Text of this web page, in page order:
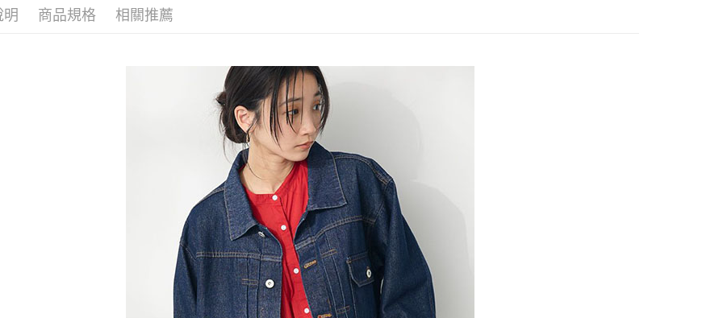
帳／街口支付／iPASS MONEY」等通路繳費。
【注意事項】
1.本服務係由「台灣大哥大股份有限公司」（以下簡稱本公司）所提供，讓
用戶於交易時，得透過本服務購買商品或服務，並由商店將買賣／分期付
款買賣價金債權讓與本公司後，依約使用本公司帳單繳交帳款。
2.基於同意付款使用「大哥付你分期」之契約關係目的，商店將以您的個人
資料（包含姓名、電話或地址）提供予台灣大哥大進項蒐集、處理及利
用，由本公司與您本人進行分期帳單所需資料之確認、核對及更正。
3.完整用戶服務條款，請詳閱以下連結：
付」結帳頁面，進行簡訊認證並確認金額後，即可完成結帳。
２．訂單成立數日內，您將收到繳費通知簡訊。
３．收到繳費通知簡訊後14天內，點擊此簡訊中的連結，可透過四大超商
／ATM／網路銀行／等多元方式進行付款，方視為交易完成。
※ 請注意：結帳手續完成當下不需立刻繳費，但若您需要取消訂單，請聯
絡購買商品的店家。未經商家同意取消之訂單仍視為有效，需透過AFTEE
先享後付繳納相關費用。
※ 交易是否成功請以「AFTEE先享後付 」之結帳頁面顯示為準，若有關於
是否繳費成功／繳費後需取消欲退款等相關疑問，請聯繫「AFTEE先享後
付客戶支援中心」https://netprotections.freshdesk.com/support/home
【注意事項】
１．透過由恩沛科技股份有限公司提供之「AFTEE先享後付」服務完成之
交易，需依本服務之必要範圍內提供個人資料，並將交易相關給付款項請
求債權轉讓予恩沛科技股份有限公司。
２．關於個人資料處理事宜，請瀏覽以下網址：
https://aftee.tw/terms/#terms3
３．未成年的使用者請事先徵得法定代理人或監護人之同意方可使用
全家純取貨
每筆NT$60，滿NT$388(含以上)免運費
萊爾富取貨付款
每筆NT$60，滿NT$888(含以上)免運費
萊爾富純取貨
每筆NT$60，滿NT$888(含以上)免運費
7-11取貨付款
每筆NT$60，滿NT$888(含以上)免運費
7-11純取貨
每筆NT$60，滿NT$888(含以上)免運費
SALE ITEMS WEB限定 ➯ 45折
明 商品規格 相關推薦